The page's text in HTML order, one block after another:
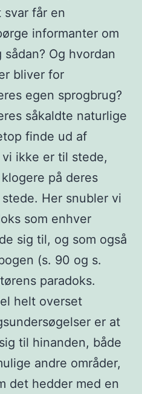
svar får en
informanter om
Og hvordan
bliver for
egen sprogbrug?
såkaldte naturlige
finde ud af
ikke er til stede,
på deres
Her snubler vi
som enhver
sig til, og som også
(s. 90 og s.
paradoks.
helt overset
er at
til hinanden, både
andre områder,
det hedder med en